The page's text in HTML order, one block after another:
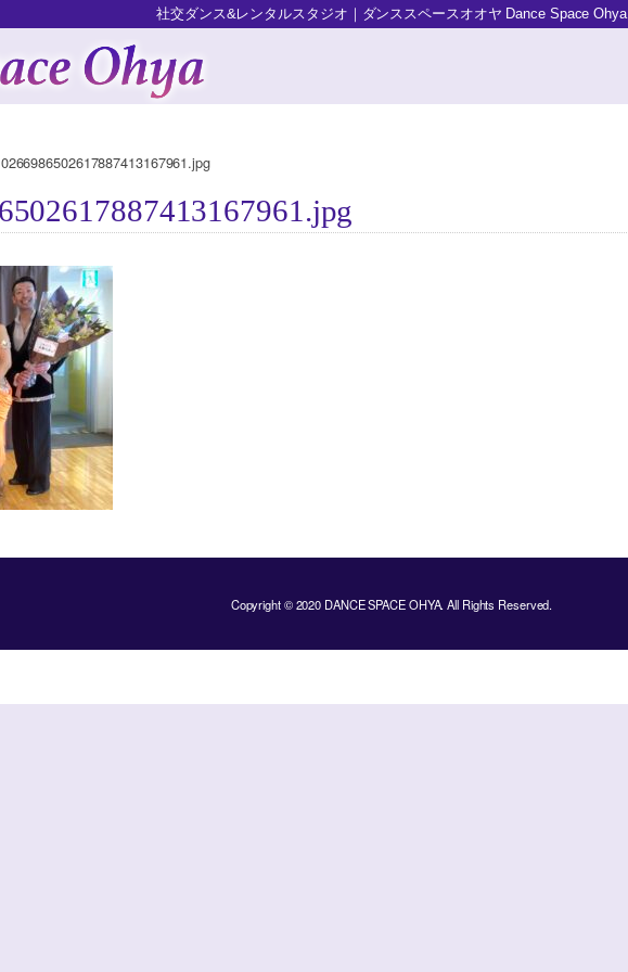
社交ダンス&レンタルスタジオ｜ダンススペースオオヤ Dance Space Ohya
Copyright © 2020 DANCE SPACE OHYA. All Rights Reserved.